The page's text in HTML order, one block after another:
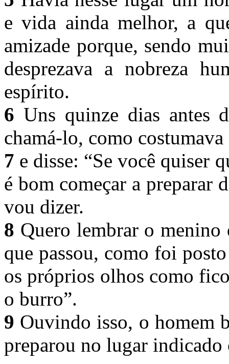
e vida ainda melhor, a
amizade porque, sendo
desprezava a nobreza
espírito.
6 Uns quinze dias antes
chamá-lo, como
7 e disse: “Se você quiser
é bom começar a preparar
vou dizer.
8 Quero lembrar o menino
que passou, como foi
os próprios olhos como
o burro”.
9 Ouvindo isso, o homem
preparou no lugar